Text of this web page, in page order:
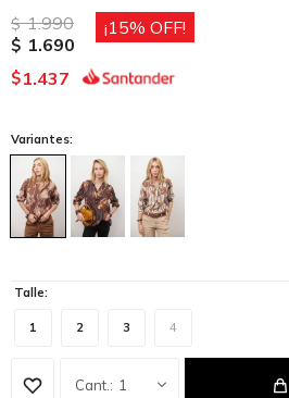
$ 1.990
$ 1.690
15
$1.437
Variantes:
Talle:
1 2 3 4
1